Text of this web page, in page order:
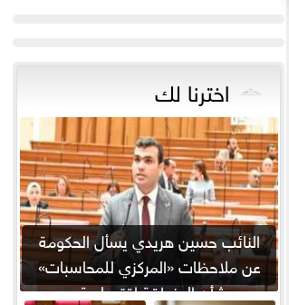
اخترنا لك
النائب حسين هريدي يسأل الحكومة
عن ملاحظات «المركزي للمحاسبات»
بشأن المنطقة اقتصادية...